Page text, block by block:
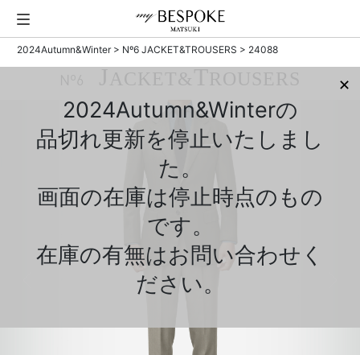
2024Autumn&Winter> Nº6 JACKET&TROUSERS > 24088
✕
2024Autumn&Winterの
品切れ更新を停止いたしまし
た。
画面の在庫は停止時点のもの
です。
在庫の有無はお問い合わせく
ださい。